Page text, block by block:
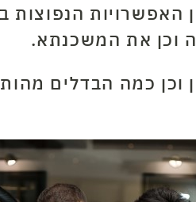
הנפוצות
וכן את המשכנתא.
וכן כמה הבדלים